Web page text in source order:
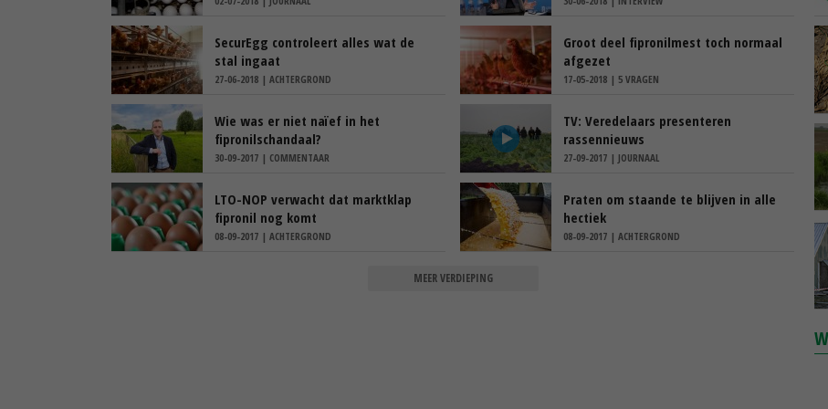
SecurEgg controleert alles wat de
stal ingaat
27-06-2018 | ACHTERGROND
Groot deel fipronilmest toch normaal
afgezet
17-05-2018 | 5 VRAGEN
Wie was er niet naïef in het
fipronilschandaal?
30-09-2017 | COMMENTAAR
TV: Veredelaars presenteren
rassennieuws
27-09-2017 | JOURNAAL
LTO-NOP verwacht dat marktklap
fipronil nog komt
08-09-2017 | ACHTERGROND
Praten om staande te blijven in alle
hectiek
08-09-2017 | ACHTERGROND
MEER VERDIEPING